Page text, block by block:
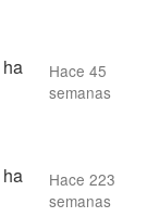
ha
Hace 45
semanas
ha
Hace 223
semanas